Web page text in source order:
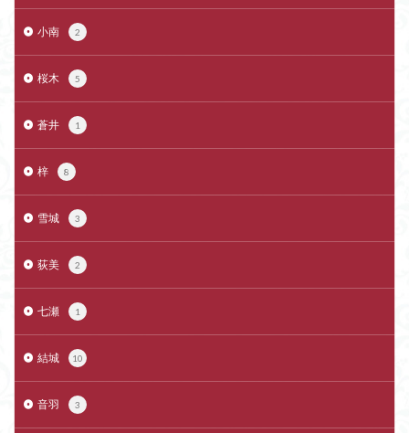
小南 2
桜木 5
蒼井 1
梓 8
雪城 3
荻美 2
七瀬 1
結城 10
音羽 3